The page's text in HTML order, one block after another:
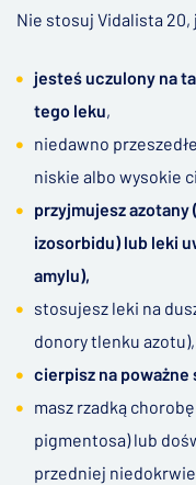
Nie stosuj Vidalista 20,
jesteś uczulony na
tego leku,
niedawno
niskie albo wysokie
przyjmujesz
izosorbidu) lub leki
amylu),
stosujesz leki na
donory tlenku azotu),
cierpisz na
masz rzadką
pigmentosa) lub
przedniej